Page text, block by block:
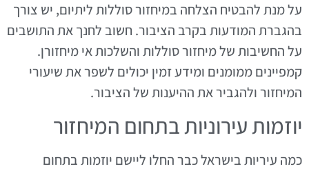
על מנת להבטיח הצלחה במיחזור סוללות ליתיום, יש צורך
בהגברת המודעות בקרב הציבור. חשוב לחנך את התושבים
על החשיבות של מיחזור סוללות והשלכות אי מיחזורן.
קמפיינים ממומנים ומידע זמין יכולים לשפר את שיעורי
המיחזור ולהגביר את ההיענות של הציבור.
יוזמות עירוניות בתחום המיחזור
כמה עיריות בישראל כבר החלו ליישם יוזמות בתחום